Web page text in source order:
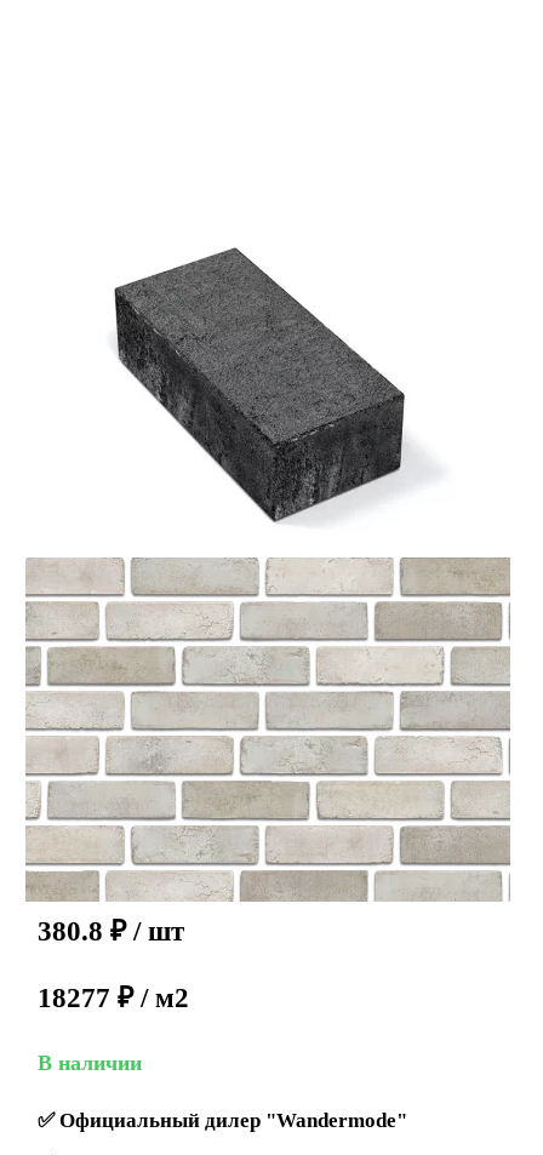
380.8 ₽ / шт
18277 ₽ / м2
В наличии
✅Официальный дилер "Wandermode"